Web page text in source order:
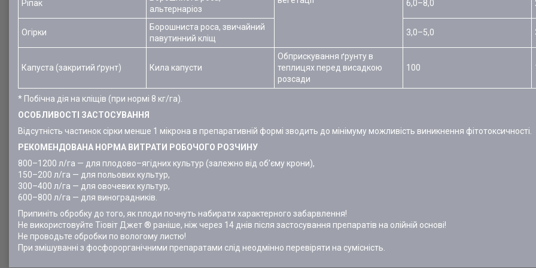
Ріпак
альтернаріоз
6,0–8,0
Огірки
Борошниста роса, звичайний
павутинний кліщ
3,0–5,0
Капуста (закритий ґрунт) Кила капусти
Обприскування ґрунту в
теплицях перед висадкою
розсади
100
* Побічна дія на кліщів (при нормі 8 кг/га).
ОСОБЛИВОСТІ ЗАСТОСУВАННЯ
Відсутність частинок сірки менше 1 мікрона в препаративній формі зводить до мінімуму можливіcть виникнення фітотоксичності.
РЕКОМЕНДОВАНА НОРМА ВИТРАТИ РОБОЧОГО РОЗЧИНУ
800–1200 л/га — для плодово–ягідних культур (залежно від об’єму крони),
150–200 л/га — для польових культур,
300–400 л/га — для овочевих культур,
600–800 л/га — для виноградників.
Припиніть обробку до того, як плоди почнуть набирати характерного забарвлення!
Не використовуйте Тіовіт Джет ® раніше, ніж через 14 днів після застосування препаратів на олійній основі!
Не проводьте обробки по вологому листю!
При змішуванні з фосфорорганічними препаратами слід неодмінно перевіряти на сумісність.